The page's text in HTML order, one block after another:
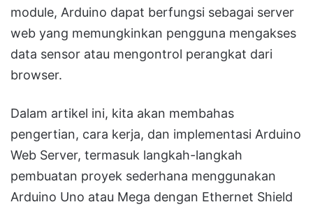
module, Arduino dapat berfungsi sebagai server
web yang memungkinkan pengguna mengakses
data sensor atau mengontrol perangkat dari
browser.
Dalam artikel ini, kita akan membahas
pengertian, cara kerja, dan implementasi Arduino
Web Server, termasuk langkah-langkah
pembuatan proyek sederhana menggunakan
Arduino Uno atau Mega dengan Ethernet Shield